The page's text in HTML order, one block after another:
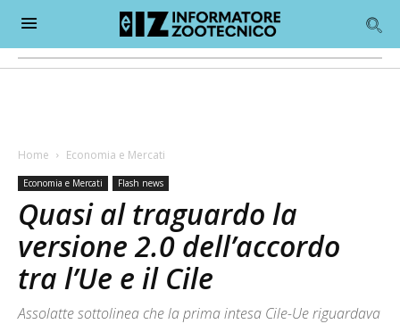
Home Economia e Mercati
Economia e Mercati Flash news
Quasi al traguardo la
versione 2.0 dell’accordo
tra l’Ue e il Cile
Assolatte sottolinea che la prima intesa Cile-Ue riguardava